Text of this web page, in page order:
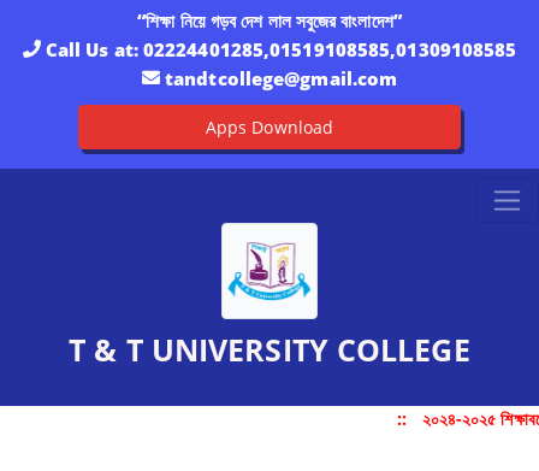
“শিক্ষা নিয়ে গড়ব দেশ লাল সবুজের বাংলাদেশ”
Call Us at: 02224401285,01519108585,01309108585
tandtcollege@gmail.com
Apps Download
T & T UNIVERSITY COLLEGE
:: ২০২৪-২০২৫